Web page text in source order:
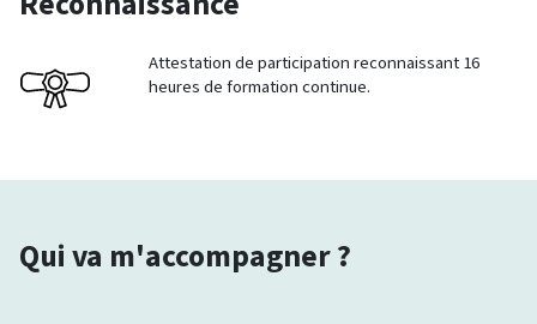
Attestation de participation reconnaissant 16
heures de formation continue.
Qui va m'accompagner ?